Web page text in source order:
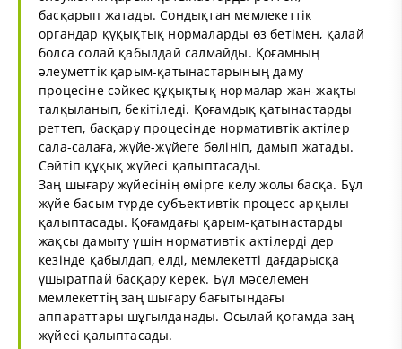
басқарып жатады. Сондықтан мемлекеттік
органдар құқықтық нормаларды өз бетімен, қалай
болса солай қабылдай салмайды. Қоғамның
әлеуметтік қарым-қатынастарының даму
процесіне сәйкес құқықтық нормалар жан-жақты
талқыланып, бекітіледі. Қоғамдық қатынастарды
реттеп, басқару процесінде нормативтік актілер
сала-салаға, жүйе-жүйеге бөлініп, дамып жатады.
Сөйтіп құқық жүйесі қалыптасады.
Заң шығару жүйесінің өмірге келу жолы басқа. Бұл
жүйе басым түрде субъективтік процесс арқылы
қалыптасады. Қоғамдағы қарым-қатынастарды
жақсы дамыту үшін нормативтік актілерді дер
кезінде қабылдап, елді, мемлекетті дағдарысқа
ұшыратпай басқару керек. Бұл мәселемен
мемлекеттің заң шығару бағытындағы
аппараттары шұғылданады. Осылай қоғамда заң
жүйесі қалыптасады.